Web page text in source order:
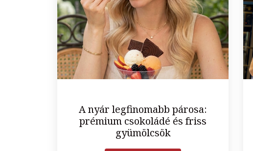
A nyár legfinomabb párosa:
prémium csokoládé és friss
gyümölcsök